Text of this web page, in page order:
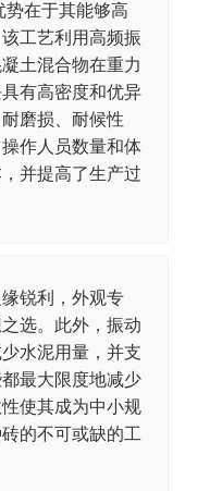
势在于其能够高
工艺利用高频振
土混合物在重力
有高密度和优异
磨损、耐候性
作人员数量和体
并提高了生产过
锐利，外观专
选。此外，振动
水泥用量，并支
最大限度地减少
使其成为中小规
的不可或缺的工